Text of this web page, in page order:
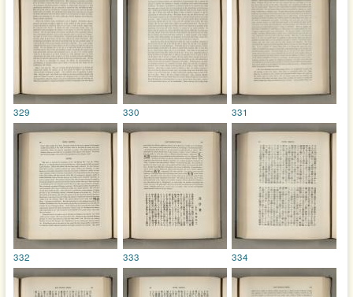
329 330 331
332 333 334